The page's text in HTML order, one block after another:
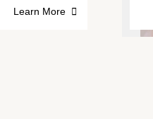
Learn More